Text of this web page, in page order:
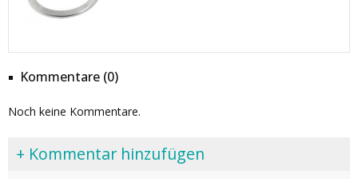
Kommentare (0)
Noch keine Kommentare.
+ Kommentar hinzufügen